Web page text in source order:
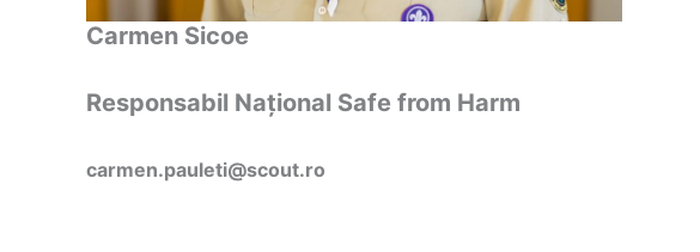
Carmen Sicoe
Responsabil Național Safe from Harm
carmen.pauleti@scout.ro